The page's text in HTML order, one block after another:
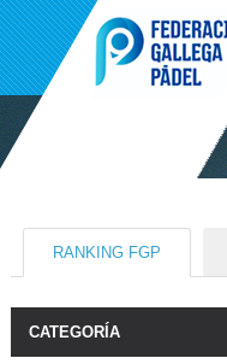
RANKING FGP
CATEGORÍA